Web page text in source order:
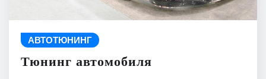
АВТОТЮНИНГ
Тюнинг автомобиля